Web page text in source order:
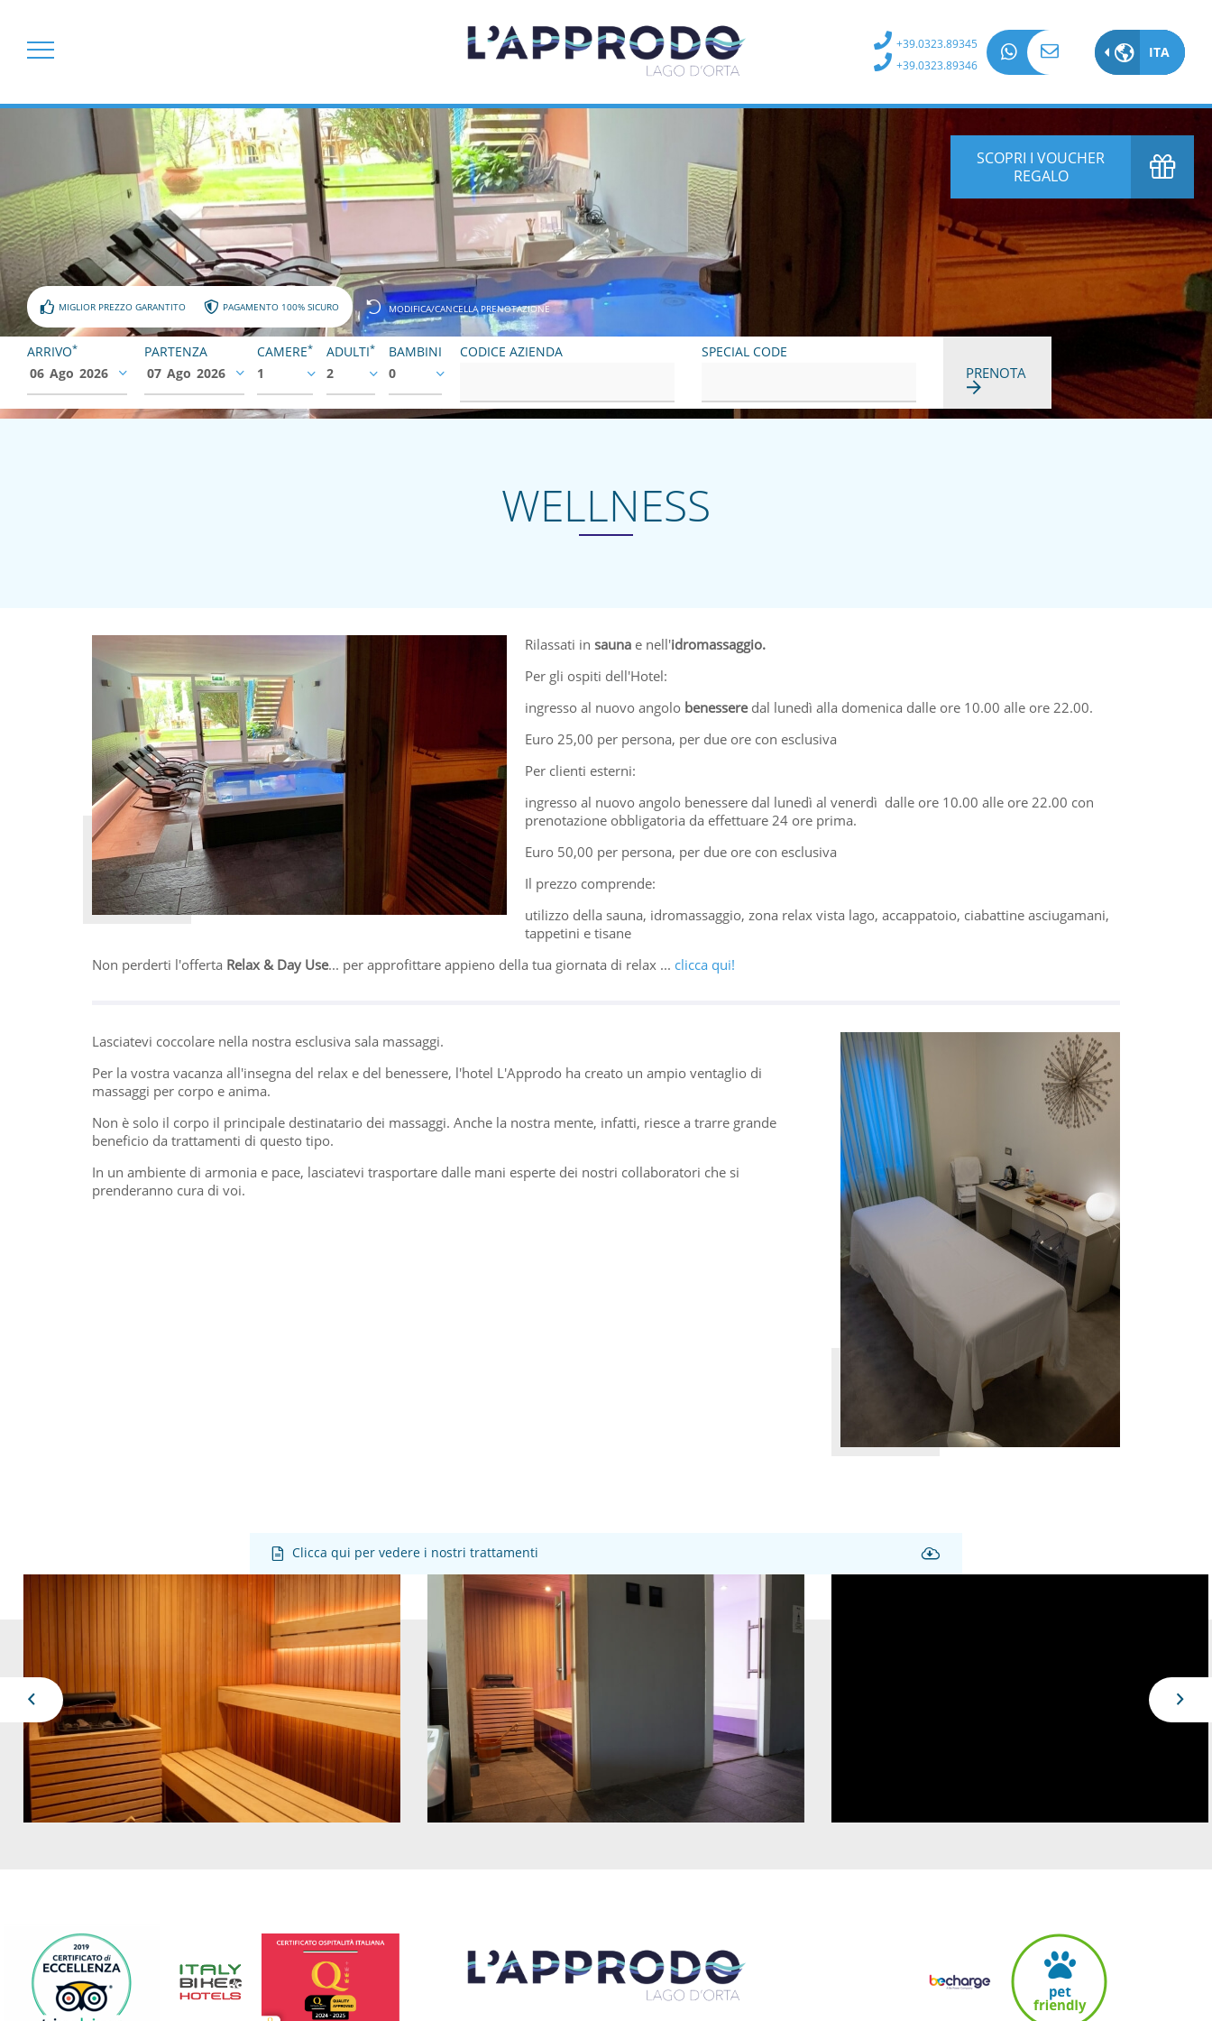
+39.0323.89345
+39.0323.89346
ITA
MIGLIOR PREZZO GARANTITO PAGAMENTO 100% SICURO MODIFICA/CANCELLA PRENOTAZIONE
ARRIVO*
06 Ago 2026
PARTENZA
07 Ago 2026
CAMERE*
1
ADULTI*
2
BAMBINI
0
CODICE AZIENDA SPECIAL CODE
WELLNESS
Rilassati in sauna e nell'idromassaggio.
Per gli ospiti dell'Hotel:
ingresso al nuovo angolo benesseredal lunedì alla domenica dalle ore 10.00 alle ore 22.00.
Euro 25,00 per persona, per due ore con esclusiva
Per clienti esterni:
ingresso al nuovo angolo benessere dal lunedì al venerdì dalle ore 10.00 alle ore 22.00 con
prenotazione obbligatoria da effettuare 24 ore prima.
Euro 50,00 per persona, per due ore con esclusiva
Il prezzo comprende:
utilizzo della sauna, idromassaggio, zona relax vista lago, accappatoio, ciabattine asciugamani,
tappetini e tisane
Non perderti l'offerta Relax & Day Use... per approfittare appieno della tua giornata di relax ... clicca qui!
Lasciatevi coccolare nella nostra esclusiva sala massaggi.
Per la vostra vacanza all'insegna del relax e del benessere, l'hotel L'Approdo ha creato un ampio ventaglio di
massaggi per corpo e anima.
Non è solo il corpo il principale destinatario dei massaggi. Anche la nostra mente, infatti, riesce a trarre grande
beneficio da trattamenti di questo tipo.
In un ambiente di armonia e pace, lasciatevi trasportare dalle mani esperte dei nostri collaboratori che si
prenderanno cura di voi.
Clicca qui per vedere i nostri trattamenti
SCOPRI I VOUCHER
REGALO